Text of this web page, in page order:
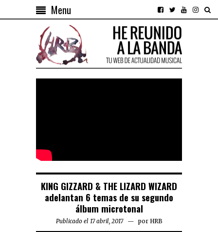
Menu
KING GIZZARD & THE LIZARD WIZARD
adelantan 6 temas de su segundo
álbum microtonal
Publicado el 17 abril, 2017 por HRB